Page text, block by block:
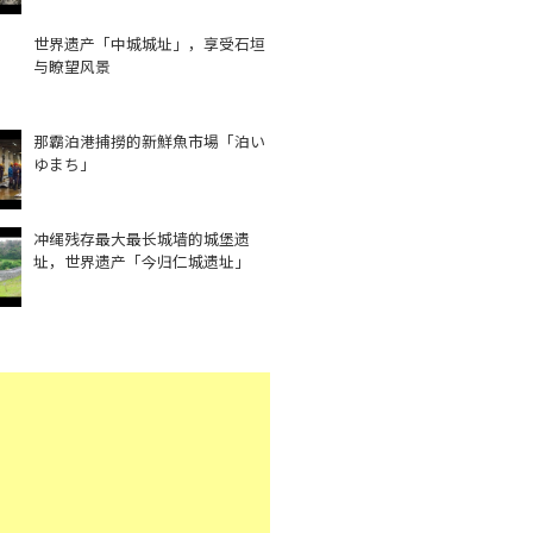
世界遗产「中城城址」，享受石垣
与瞭望风景
那霸泊港捕撈的新鮮魚市場「泊い
ゆまち」
冲绳残存最大最长城墙的城堡遗
址，世界遗产「今归仁城遗址」